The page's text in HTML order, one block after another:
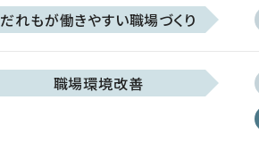
だれもが働きやすい職場づくり
職場環境改善